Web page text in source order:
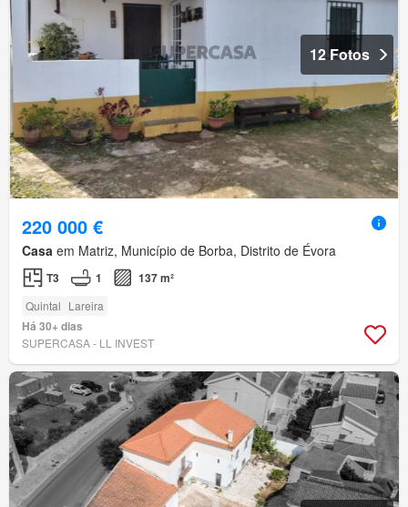
12 Fotos
220 000 €
Casa em Matriz, Município de Borba, Distrito de Évora
T3 1 137 m²
Quintal Lareira
Há 30+ dias
SUPERCASA - LL INVEST